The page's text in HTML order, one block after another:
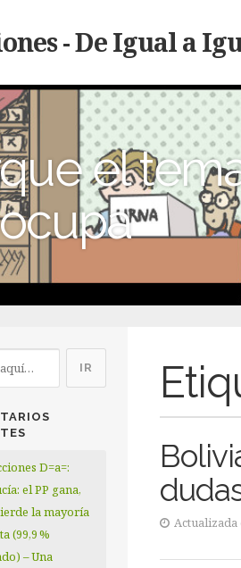
- De Igual a
el
D=a=:
el PP gana,
la mayoría
(99,9 %
– Una
Actualizada